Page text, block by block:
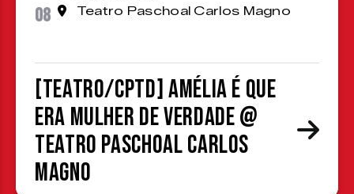
08
Teatro Paschoal Carlos Magno
[TEATRO/CPTD] Amélia é que
era mulher de verdade @
Teatro Paschoal Carlos
Magno